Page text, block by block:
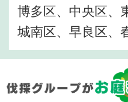
博多区、中央区、
城南区、早良区、